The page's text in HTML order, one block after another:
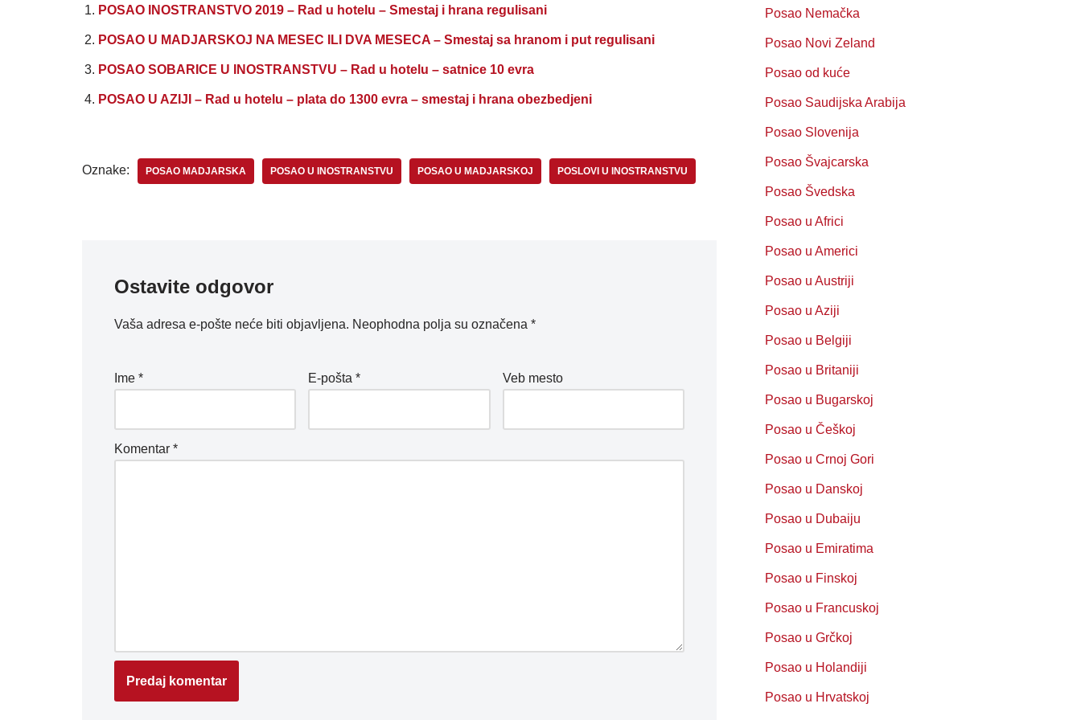
POSAO INOSTRANSTVO 2019 – Rad u hotelu – Smestaj i hrana regulisani
POSAO U MADJARSKOJ NA MESEC ILI DVA MESECA – Smestaj sa hranom i put regulisani
POSAO SOBARICE U INOSTRANSTVU – Rad u hotelu – satnice 10 evra
POSAO U AZIJI – Rad u hotelu – plata do 1300 evra – smestaj i hrana obezbedjeni
Oznake: POSAO MADJARSKA POSAO U INOSTRANSTVU POSAO U MADJARSKOJ POSLOVI U INOSTRANSTVU
Ostavite odgovor
Vaša adresa e-pošte neće biti objavljena. Neophodna polja su označena *
Ime * E-pošta* Veb mesto
Komentar *
Posao Nemačka
Posao Novi Zeland
Posao od kuće
Posao Saudijska Arabija
Posao Slovenija
Posao Švajcarska
Posao Švedska
Posao u Africi
Posao u Americi
Posao u Austriji
Posao u Aziji
Posao u Belgiji
Posao u Britaniji
Posao u Bugarskoj
Posao u Češkoj
Posao u Crnoj Gori
Posao u Danskoj
Posao u Dubaiju
Posao u Emiratima
Posao u Finskoj
Posao u Francuskoj
Posao u Grčkoj
Posao u Holandiji
Posao u Hrvatskoj